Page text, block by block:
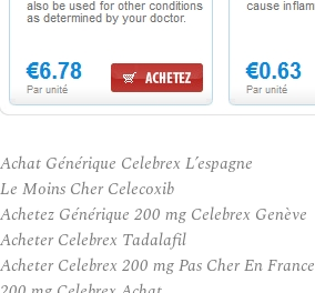
Achat Générique Celebrex L’espagne
Le Moins Cher Celecoxib
Achetez Générique 200 mg Celebrex Genève
Acheter Celebrex Tadalafil
Acheter Celebrex 200 mg Pas Cher En France